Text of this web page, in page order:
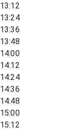
13:12
13:24
13:36
13:48
14:00
14:12
14:24
14:36
14:48
15:00
15:12